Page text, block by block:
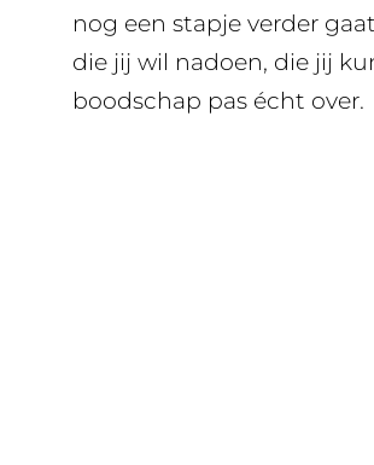
nog een stapje verder
die jij wil nadoen, die jij
boodschap pas écht over.